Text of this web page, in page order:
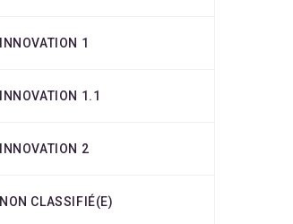
INNOVATION 1
INNOVATION 1.1
INNOVATION 2
NON CLASSIFIÉ(E)